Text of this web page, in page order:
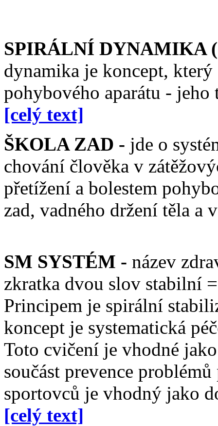
SPIRÁLNÍ DYNAMIKA
dynamika je koncept,
pohybového aparátu -
[celý text]
ŠKOLA ZAD - jde o
chování člověka v
přetížení a bolestem
zad, vadného držení těla a
SM SYSTÉM - název
zkratka dvou slov stabilní
Principem je spirální
koncept je systematická
Toto cvičení je vhodné
součást prevence
sportovců je vhodný jako
[celý text]